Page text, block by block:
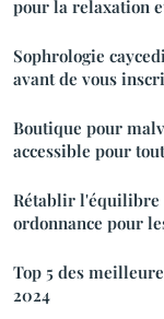
pour la relaxation
Sophrologie
avant de vous
Boutique pour
accessible pour
Rétablir l'équilibre
ordonnance pour
Top 5 des
2024